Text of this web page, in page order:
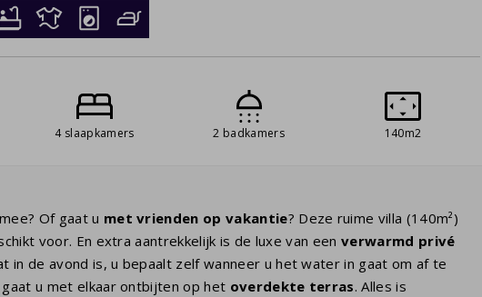
4 slaapkamers 2 badkamers 140m2
Of gaat u met vrienden op vakantie? Deze ruime villa (140m²)
voor. En extra aantrekkelijk is de luxe van eenverwarmd privé
in de avond is, u bepaalt zelf wanneer u het water in gaat om af te
u met elkaar ontbijten op het overdekte terras. Alles is